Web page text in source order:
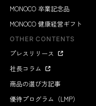
MONOCO 卒業記念品
MONOCO 健康経営ギフト
OTHER CONTENTS
プレスリリース
社長コラム
商品の選び方記事
優待プログラム（LMP）